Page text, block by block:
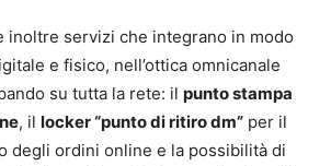
inoltre servizi che integrano in modo
e fisico, nell’ottica omnicanale
su tutta la rete: il punto stampa
, il locker “punto di ritiro dm” per il
degli ordini online e la possibilità di